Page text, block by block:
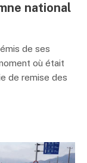
national
de ses
où était
de remise des